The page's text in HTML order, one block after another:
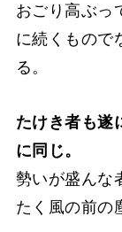
おごり高ぶっ
に続くもので
る。
たけき者も遂
に同じ。
勢いが盛んな
たく風の前の